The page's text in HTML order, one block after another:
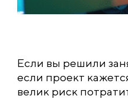
Если вы решили
если проект
велик риск